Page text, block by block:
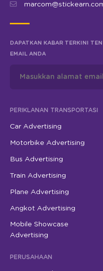
DAPATKAN KABAR TERKINI
EMAIL ANDA
PERIKLANAN TRANSPORTASI
Car Advertising
Motorbike Advertising
Bus Advertising
Train Advertising
Plane Advertising
Angkot Advertising
Mobile Showcase
Advertising
PERUSAHAAN